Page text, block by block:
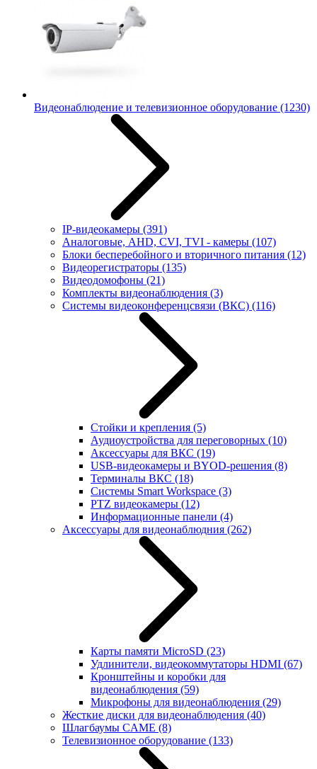
Видеонаблюдение и телевизионное оборудование (1230)
IP-видеокамеры (391)
Аналоговые, AHD, CVI, TVI - камеры (107)
Блоки бесперебойного и вторичного питания (12)
Видеорегистраторы (135)
Видеодомофоны (21)
Комплекты видеонаблюдения (3)
Системы видеоконференцсвязи (ВКС) (116)
Стойки и крепления (5)
Аудиоустройства для переговорных (10)
Аксессуары для ВКС (19)
USB-видеокамеры и BYOD-решения (8)
Терминалы ВКС (18)
Системы Smart Workspace (3)
PTZ видеокамеры (12)
Информационные панели (4)
Аксессуары для видеонаблюдния (262)
Карты памяти MicroSD (23)
Удлинители, видеокоммутаторы HDMI (67)
Кронштейны и коробки для
видеонаблюдения (59)
Микрофоны для видеонаблюдения (29)
Жесткие диски для видеонаблюдения (40)
Шлагбаумы CAME (8)
Телевизионное оборудование (133)